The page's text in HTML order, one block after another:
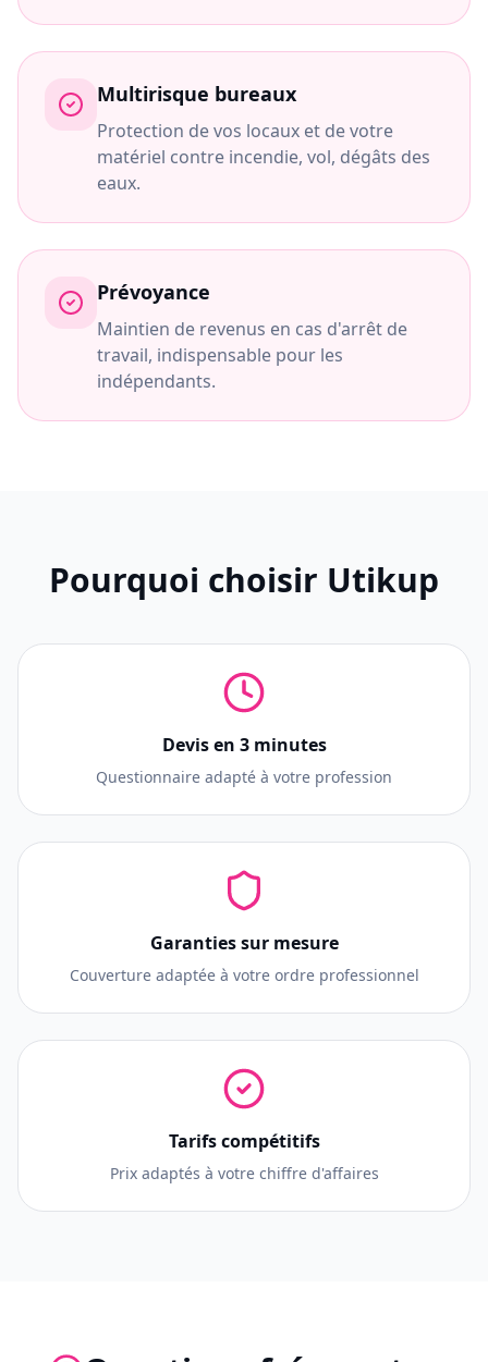
Multirisque bureaux
Protection de vos locaux et de votre
matériel contre incendie, vol, dégâts des
eaux.
Prévoyance
Maintien de revenus en cas d'arrêt de
travail, indispensable pour les
indépendants.
Pourquoi choisir Utikup
Devis en 3 minutes
Questionnaire adapté à votre profession
Garanties sur mesure
Couverture adaptée à votre ordre professionnel
Tarifs compétitifs
Prix adaptés à votre chiffre d'affaires